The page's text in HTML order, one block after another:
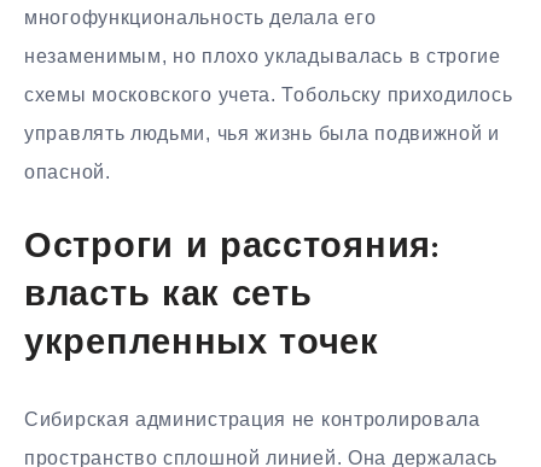
многофункциональность делала его
незаменимым, но плохо укладывалась в строгие
схемы московского учета. Тобольску приходилось
управлять людьми, чья жизнь была подвижной и
опасной.
Остроги и расстояния:
власть как сеть
укрепленных точек
Сибирская администрация не контролировала
пространство сплошной линией. Она держалась